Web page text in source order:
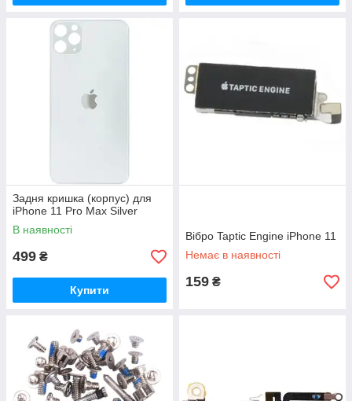
Задня кришка (корпус) для
iPhone 11 Pro Max Silver
В наявності
499 ₴
Купити
Вібро Taptic Engine iPhone 11
Немає в наявності
159 ₴